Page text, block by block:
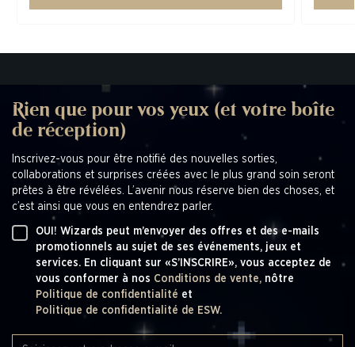
Rien que pour vos yeux (et votre boîte
de réception)
Inscrivez-vous pour être notifié des nouvelles sorties,
collaborations et surprises créées avec le plus grand soin seront
prêtes à être révélées. L’avenir nous réserve bien des choses, et
c’est ainsi que vous en entendrez parler.
OUI! Wizards peut m’envoyer des offres et des e-mails
promotionnels au sujet de ses événements, jeux et
services. En cliquant sur «S’INSCRIRE», vous acceptez de
vous conformer à nos Conditions de vente, nôtre
Politique de confidentialité et
Politique de confidentialité de ESW.